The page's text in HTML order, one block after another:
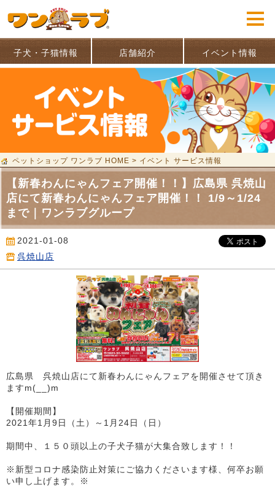
子犬・子猫情報 店舗紹介 イベント情報
ペットショップ ワンラブ HOME > イベント サービス情報
【新春わんにゃんフェア開催！！】広島県 呉焼山
店にて新春わんにゃんフェア開催！！ 1/9～1/24
まで｜ワンラブグループ
2021-01-08
呉焼山店
広島県 呉焼山店にて新春わんにゃんフェアを開催させて頂き
ますm(__)m
【開催期間】
2021年1月9日（土）～1月24日（日）
期間中、１５０頭以上の子犬子猫が大集合致します！！
※新型コロナ感染防止対策にご協力くださいます様、何卒お願
い申し上げます。※